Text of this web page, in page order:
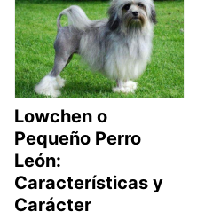
Lowchen o
Pequeño Perro
León:
Características y
Carácter